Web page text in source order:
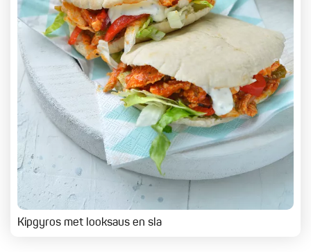
Kipgyros met looksaus en sla